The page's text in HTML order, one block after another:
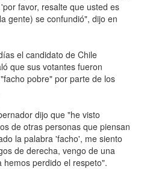
favor, resalte que usted es
gente) se confundió", dijo en
el candidato de Chile
que sus votantes fueron
pobre" por parte de los
dijo que "he visto
de otras personas que piensan
la palabra 'facho', me siento
de derecha, vengo de una
perdido el respeto".